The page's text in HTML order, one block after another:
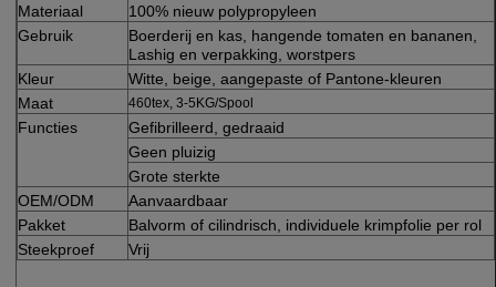
Materiaal
100% nieuw polypropyleen
Gebruik
Boerderij en kas, hangende tomaten en bananen,
Lashig en verpakking, worstpers
Kleur
Witte, beige, aangepaste of Pantone-kleuren
Maat
460tex, 3-5KG/Spool
Functies
Gefibrilleerd, gedraaid
Geen pluizig
Grote sterkte
OEM/ODM
Aanvaardbaar
Pakket
Balvorm of cilindrisch, individuele krimpfolie per rol
Steekproef
Vrij